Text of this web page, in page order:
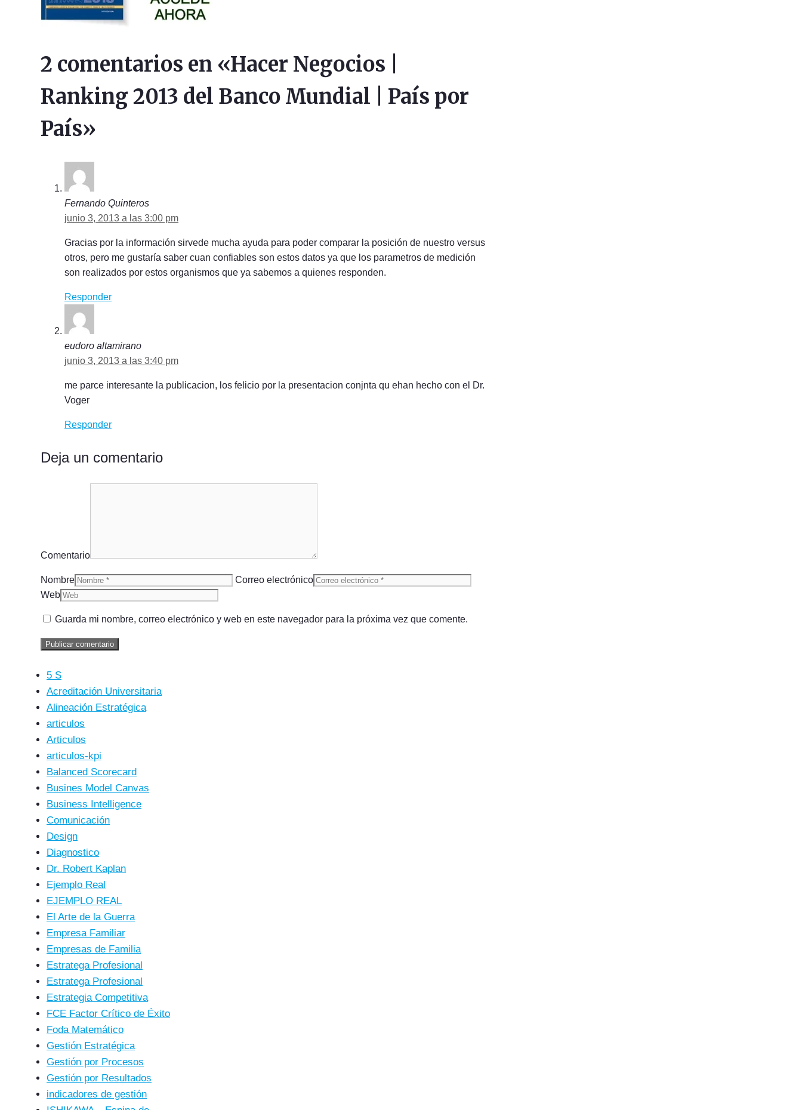
2 comentarios en «Hacer Negocios |
Ranking 2013 del Banco Mundial | País por
País»
Fernando Quinteros
junio 3, 2013 a las 3:00 pm
Gracias por la información sirvede mucha ayuda para poder comparar la posición de nuestro versus
otros, pero me gustaría saber cuan confiables son estos datos ya que los parametros de medición
son realizados por estos organismos que ya sabemos a quienes responden.
Responder
eudoro altamirano
junio 3, 2013 a las 3:40 pm
me parce interesante la publicacion, los felicio por la presentacion conjnta qu ehan hecho con el Dr.
Voger
Responder
Deja un comentario
Comentario
Nombre
Correo electrónico
Web
Guarda mi nombre, correo electrónico y web en este navegador para la próxima vez que comente.
5 S
Acreditación Universitaria
Alineación Estratégica
articulos
Articulos
articulos-kpi
Balanced Scorecard
Busines Model Canvas
Business Intelligence
Comunicación
Design
Diagnostico
Dr. Robert Kaplan
Ejemplo Real
EJEMPLO REAL
El Arte de la Guerra
Empresa Familiar
Empresas de Familia
Estratega Profesional
Estratega Profesional
Estrategia Competitiva
FCE Factor Crítico de Éxito
Foda Matemático
Gestión Estratégica
Gestión por Procesos
Gestión por Resultados
indicadores de gestión